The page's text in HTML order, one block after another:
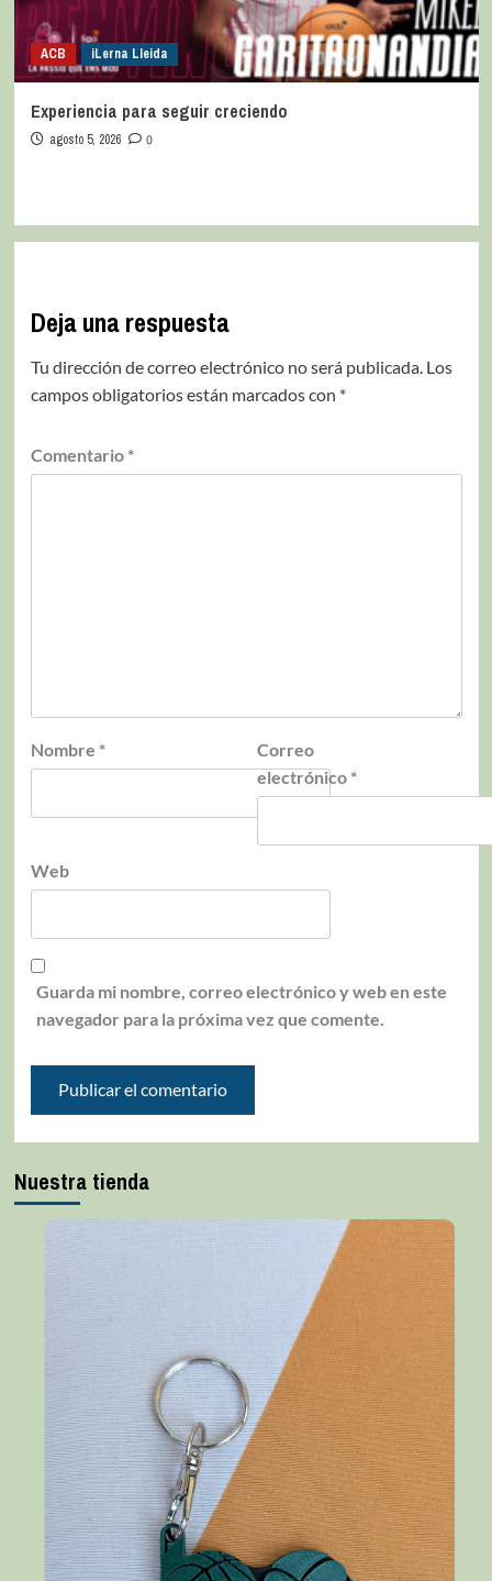
ACB iLerna Lleida
Experiencia para seguir creciendo
agosto 5, 2026 0
Deja una respuesta
Tu dirección de correo electrónico no será publicada. Los
campos obligatorios están marcados con *
Comentario *
Nombre *
Correo
electrónico *
Web
Guarda mi nombre, correo electrónico y web en este
navegador para la próxima vez que comente.
Nuestra tienda